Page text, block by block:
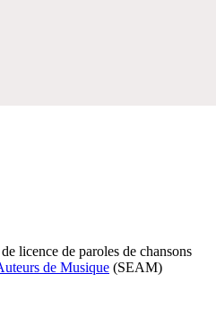
licence de paroles de chansons
de Musique (SEAM)